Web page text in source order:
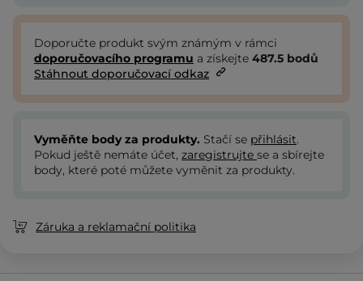
Doporučte produkt svým známým v rámci
doporučovacího programu a získejte 487.5 bodů
Stáhnout doporučovací odkaz
Vyměňte body za produkty. Stačí se přihlásit.
Pokud ještě nemáte účet, zaregistrujte se a sbírejte
body, které poté můžete vyměnit za produkty.
Záruka a reklamační politika